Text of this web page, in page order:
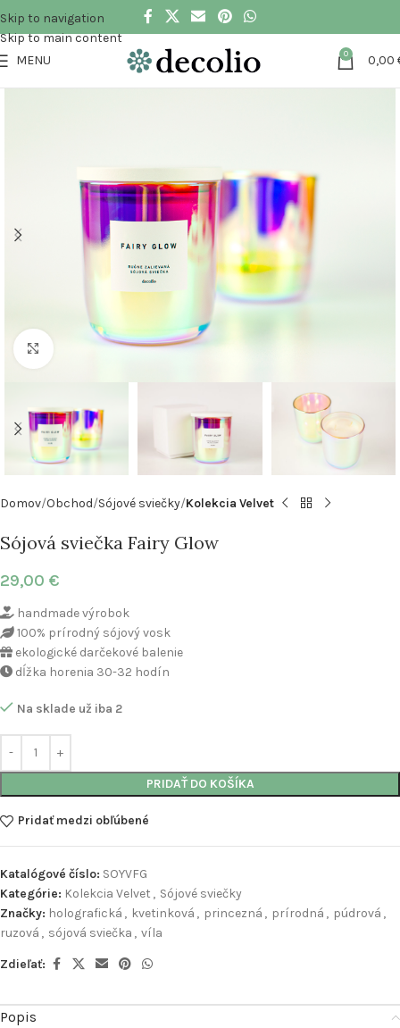
Skip to navigation
Skip to main content
MENU
0 0,00
Klikni pre zväčšenie
Domov Obchod Sójové sviečky Kolekcia Velvet
Sójová sviečka Fairy Glow
29,00 €
handmade výrobok
100% prírodný sójový vosk
ekologické darčekové balenie
dĺžka horenia 30-32 hodín
Na sklade už iba 2
PRIDAŤ DO KOŠÍKA
Pridať medzi obľúbené
Katalógové číslo: SOYVFG
Kategórie: Kolekcia Velvet , Sójové sviečky
Značky: holografická , kvetinková , princezná , prírodná , púdrová ,
ruzová , sójová sviečka , víla
Zdieľať:
Popis